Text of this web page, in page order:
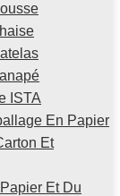
ISTA
En Papier
Et
Et Du